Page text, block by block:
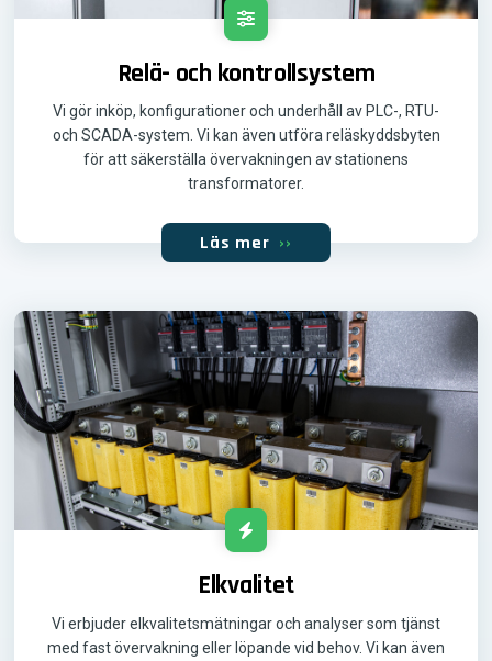
Relä- och kontrollsystem
Vi gör inköp, konfigurationer och underhåll av PLC-, RTU-
och SCADA-system. Vi kan även utföra reläskyddsbyten
för att säkerställa övervakningen av stationens
transformatorer.
Läs mer ››
Elkvalitet
Vi erbjuder elkvalitetsmätningar och analyser som tjänst
med fast övervakning eller löpande vid behov. Vi kan även